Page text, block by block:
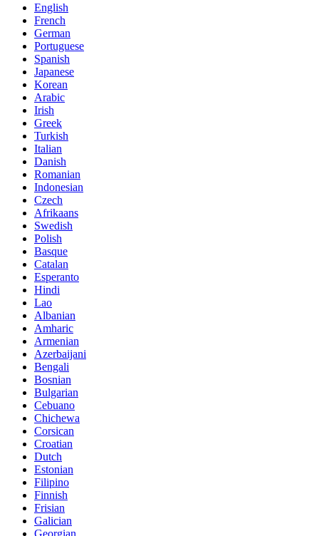
English
French
German
Portuguese
Spanish
Japanese
Korean
Arabic
Irish
Greek
Turkish
Italian
Danish
Romanian
Indonesian
Czech
Afrikaans
Swedish
Polish
Basque
Catalan
Esperanto
Hindi
Lao
Albanian
Amharic
Armenian
Azerbaijani
Bengali
Bosnian
Bulgarian
Cebuano
Chichewa
Corsican
Croatian
Dutch
Estonian
Filipino
Finnish
Frisian
Galician
Georgian